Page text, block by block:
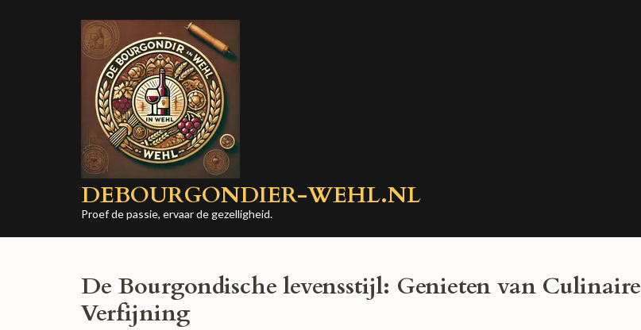
DEBOURGONDIER-WEHL.NL
Proef de passie, ervaar de gezelligheid.
De Bourgondische levensstijl: Genieten van Culinaire
Verfijning